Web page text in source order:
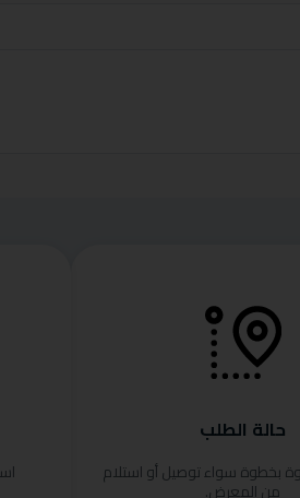
حالة الطلب
بخطوة سواء توصيل أو استلام
من المعرض.